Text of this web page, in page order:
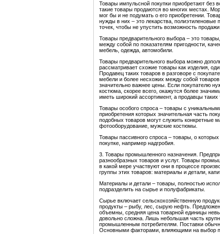
Товары импульсной покупки приобретают без
такие товары продаются во многих местах.
мог бы и не подумать о его приобретении.
нужды в них – это лекарства, полиэтиленовые
точек, чтобы не упустить возможность
Товары предварительного выбора – это
между собой по показателям пригодности,
мебель, одежда, автомобили.
Товары предварительного выбора можно
рассматривает схожие товары как изделия,
Продавец таких товаров в разговоре с
мебели и более несхожих между собой
значительно важнее цены. Если покупателю
костюма, скорее всего, окажутся более
иметь широкий ассортимент, а продавцы
Товары особого спроса – товары с
приобретения которых значительная часть
подобных товаров могут служить конкретные
фотооборудование, мужские костюмы.
Товары пассивного спроса – товары, о
покупке, например надгробия.
3. Товары промышленного назначения.
разнообразных товаров и услуг. Товары
в какой мере участвуют они в процессе
группы этих товаров: материалы и детали,
Материалы и детали – товары, полностью
подразделить на сырье и полуфабрикаты.
Сырье включает сельскохозяйственную
продукты – рыбу, лес, сырую нефть.
объемны, средняя цена товарной единицы
довольно сложна. Лишь небольшая часть
промышленным потребителям. Поставки
Основными факторами, влияющими на выбор